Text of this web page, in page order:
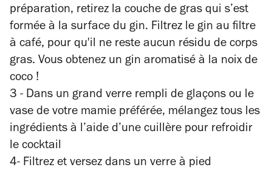
préparation, retirez la couche de gras qui s’est
formée à la surface du gin. Filtrez le gin au filtre
à café, pour qu'il ne reste aucun résidu de corps
gras. Vous obtenez un gin aromatisé à la noix de
coco !
3 - Dans un grand verre rempli de glaçons ou le
vase de votre mamie préférée, mélangez tous les
ingrédients à l’aide d’une cuillère pour refroidir
le cocktail
4- Filtrez et versez dans un verre à pied